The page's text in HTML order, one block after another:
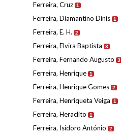
Ferreira, Cruz 1
Ferreira, Diamantino Dinis 1
Ferreira, E. H. 2
Ferreira, Elvira Baptista 3
Ferreira, Fernando Augusto 3
Ferreira, Henrique 1
Ferreira, Henrique Gomes 2
Ferreira, Henriqueta Veiga 1
Ferreira, Heraclito 1
Ferreira, Isidoro António 2